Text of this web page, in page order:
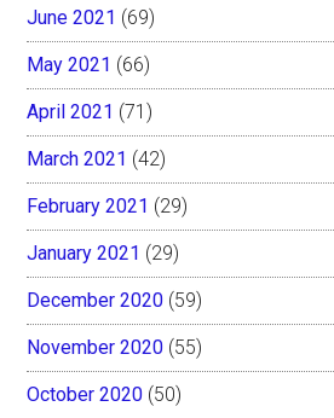
June 2021 (69)
May 2021 (66)
April 2021 (71)
March 2021 (42)
February 2021 (29)
January 2021 (29)
December 2020 (59)
November 2020 (55)
October 2020 (50)